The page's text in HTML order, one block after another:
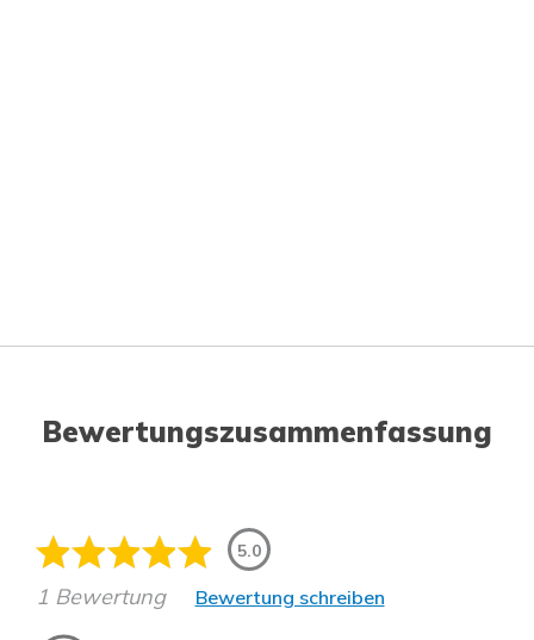
Bewertungszusammenfassung
5.0
1 Bewertung Bewertung schreiben